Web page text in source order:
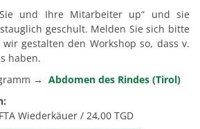
und Ihre Mitarbeiter up“ und sie
geschult. Melden Sie sich bitte
gestalten den Workshop so, dass v.
haben.
→ Abdomen des Rindes (Tirol)
Wiederkäuer / 24,00 TGD